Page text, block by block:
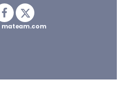
mateam.com